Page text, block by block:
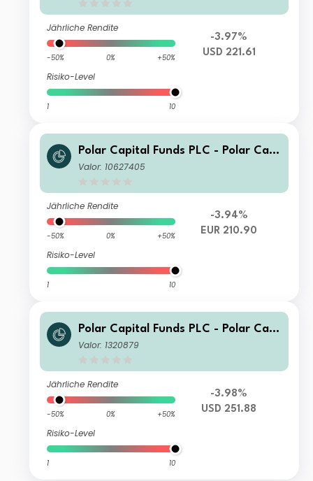
Jährliche Rendite
-50% 0% +50%
Risiko-Level
1 10
-3.97%
USD 221.61
Polar Capital Funds PLC - Polar Capi
tal Global Technology Fund I Income
Valor: 10627405
Jährliche Rendite
-50% 0% +50%
Risiko-Level
1 10
-3.94%
EUR 210.90
Polar Capital Funds PLC - Polar Capi
tal Global Technology Fund Income
Valor: 1320879
Jährliche Rendite
-50% 0% +50%
Risiko-Level
1 10
-3.98%
USD 251.88